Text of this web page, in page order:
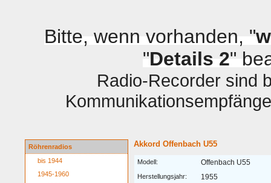
Bitte, wenn vorhanden, "
"Details 2"
Radio-Recorder sind
Röhrenradios
bis 1944
1945-1960
Akkord Offenbach U55
Modell: Offenbach U55
Herstellungsjahr: 1955